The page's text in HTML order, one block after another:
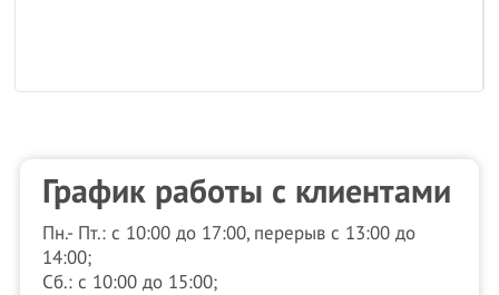
График работы с клиентами
Пн.- Пт.: с 10:00 до 17:00, перерыв с 13:00 до
14:00;
Сб.: с 10:00 до 15:00;